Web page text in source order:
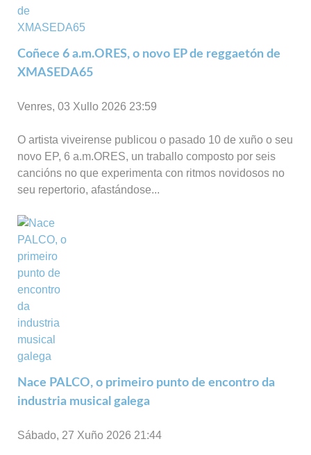
Coñece 6 a.m.ORES, o novo EP de reggaetón de
XMASEDA65
Venres, 03 Xullo 2026 23:59
O artista viveirense publicou o pasado 10 de xuño o seu
novo EP, 6 a.m.ORES, un traballo composto por seis
cancións no que experimenta con ritmos novidosos no
seu repertorio, afastándose...
Nace PALCO, o primeiro punto de encontro da
industria musical galega
Sábado, 27 Xuño 2026 21:44